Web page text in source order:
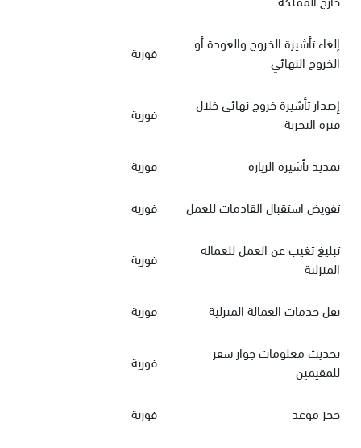
إلغاء تأشيرة الخروج والعودة أو
الخروج النهائي
فورية
إصدار تأشيرة خروج نهائي خلال
فترة التجربة
فورية
تمديد تأشيرة الزيارة
فورية
تفويض استقبال القادمات للعمل
فورية
تبليغ تغيب عن العمل للعمالة
المنزلية
فورية
نقل خدمات العمالة المنزلية
فورية
تحديث معلومات جواز سفر
للمقيمين
فورية
حجز موعد
فورية